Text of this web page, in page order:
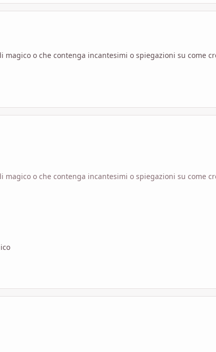
o che contenga incantesimi o spiegazioni su come
o che contenga incantesimi o spiegazioni su come